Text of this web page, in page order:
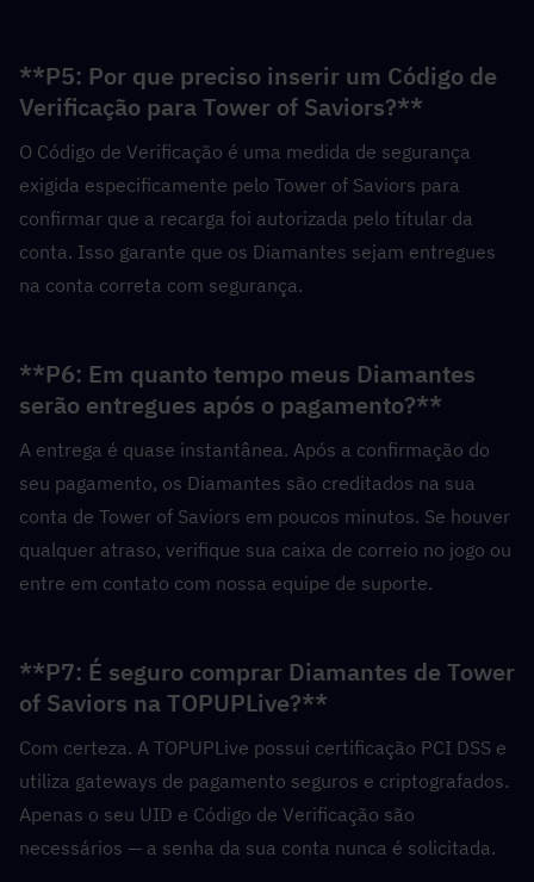
**P5: Por que preciso inserir um Código de
Verificação para Tower of Saviors?**
O Código de Verificação é uma medida de segurança
exigida especificamente pelo Tower of Saviors para
confirmar que a recarga foi autorizada pelo titular da
conta. Isso garante que os Diamantes sejam entregues
na conta correta com segurança.
**P6: Em quanto tempo meus Diamantes
serão entregues após o pagamento?**
A entrega é quase instantânea. Após a confirmação do
seu pagamento, os Diamantes são creditados na sua
conta de Tower of Saviors em poucos minutos. Se houver
qualquer atraso, verifique sua caixa de correio no jogo ou
entre em contato com nossa equipe de suporte.
**P7: É seguro comprar Diamantes de Tower
of Saviors na TOPUPLive?**
Com certeza. A TOPUPLive possui certificação PCI DSS e
utiliza gateways de pagamento seguros e criptografados.
Apenas o seu UID e Código de Verificação são
necessários — a senha da sua conta nunca é solicitada.